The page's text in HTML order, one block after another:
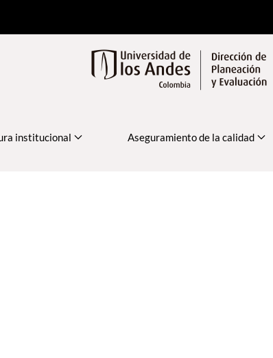
institucional Aseguramiento de la calidad